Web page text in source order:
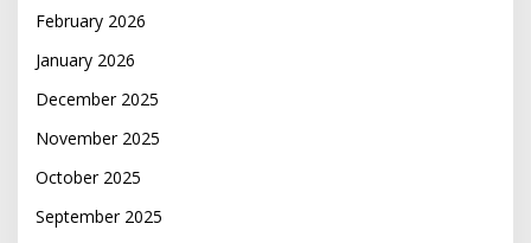
February 2026
January 2026
December 2025
November 2025
October 2025
September 2025